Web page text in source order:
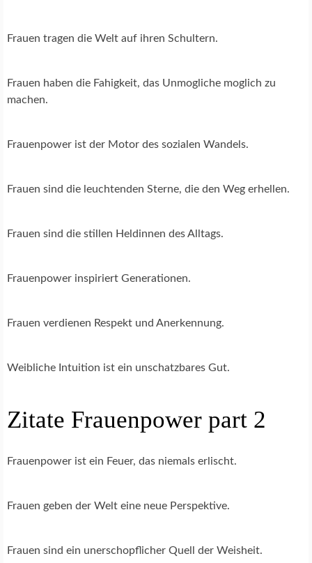
Frauen tragen die Welt auf ihren Schultern.
Frauen haben die Fahigkeit, das Unmogliche moglich zu
machen.
Frauenpower ist der Motor des sozialen Wandels.
Frauen sind die leuchtenden Sterne, die den Weg erhellen.
Frauen sind die stillen Heldinnen des Alltags.
Frauenpower inspiriert Generationen.
Frauen verdienen Respekt und Anerkennung.
Weibliche Intuition ist ein unschatzbares Gut.
Zitate Frauenpower part 2
Frauenpower ist ein Feuer, das niemals erlischt.
Frauen geben der Welt eine neue Perspektive.
Frauen sind ein unerschopflicher Quell der Weisheit.